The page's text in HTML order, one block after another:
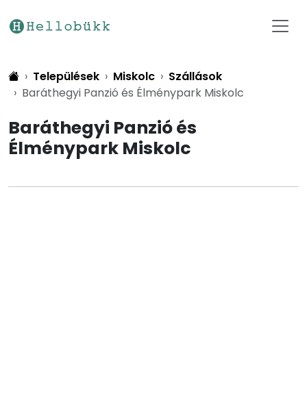
Települések Miskolc
Szállások
Baráthegyi Panzió és Élménypark Miskolc
Baráthegyi Panzió és
Élménypark Miskolc